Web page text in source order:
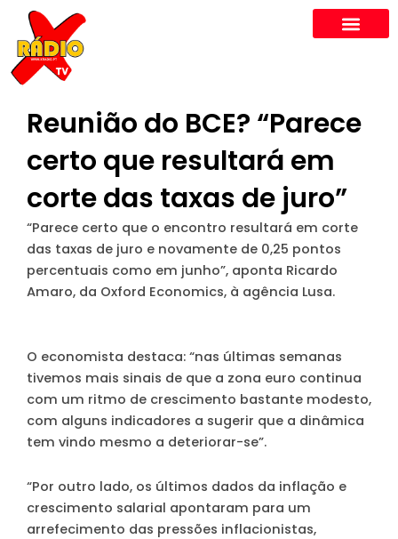
content
Reunião do BCE? “Parece
certo que resultará em
corte das taxas de juro”
“Parece certo que o encontro resultará em corte
das taxas de juro e novamente de 0,25 pontos
percentuais como em junho”, aponta Ricardo
Amaro, da Oxford Economics, à agência Lusa.
O economista destaca: “nas últimas semanas
tivemos mais sinais de que a zona euro continua
com um ritmo de crescimento bastante modesto,
com alguns indicadores a sugerir que a dinâmica
tem vindo mesmo a deteriorar-se”.
“Por outro lado, os últimos dados da inflação e
crescimento salarial apontaram para um
arrefecimento das pressões inflacionistas,